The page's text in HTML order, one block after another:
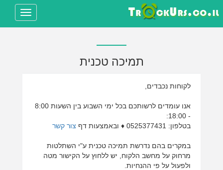
Toggle
תמיכה טכנית
לקוחות נכבדים,
אנו עומדים לרשותכם בכל ימי השבוע בין השעות 8:00
- 18:00:
בטלפון: 0525377431 ♦ ובאמצעות דף
צור קשר
במקרים בהם נדרשת תמיכה טכנית ע"י השתלטות
מרחוק על מחשב הלקוח, יש ללחוץ על הקישור מטה
ולפעול על פי ההנחיות.